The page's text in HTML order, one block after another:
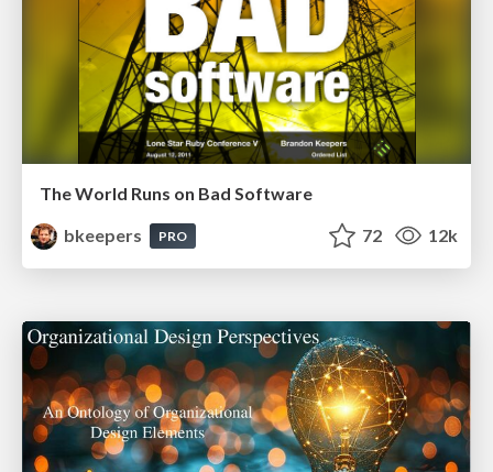
The World Runs on Bad Software
bkeepers
PRO 72 12k